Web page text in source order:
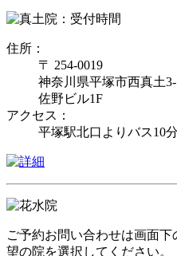
住所：
〒 254-0019
神奈川県平塚市西真土3-
佐野ビル1F
アクセス：
平塚駅北口よりバス10
ご予約お問い合わせは画面
望の院を選択してください。